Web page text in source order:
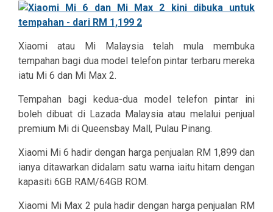
Xiaomi atau Mi Malaysia telah mula membuka
tempahan bagi dua model telefon pintar terbaru mereka
iatu Mi 6 dan Mi Max 2.
Tempahan bagi kedua-dua model telefon pintar ini
boleh dibuat di Lazada Malaysia atau melalui penjual
premium Mi di Queensbay Mall, Pulau Pinang.
Xiaomi Mi 6 hadir dengan harga penjualan RM 1,899 dan
ianya ditawarkan didalam satu warna iaitu hitam dengan
kapasiti 6GB RAM/64GB ROM.
Xiaomi Mi Max 2 pula hadir dengan harga penjualan RM